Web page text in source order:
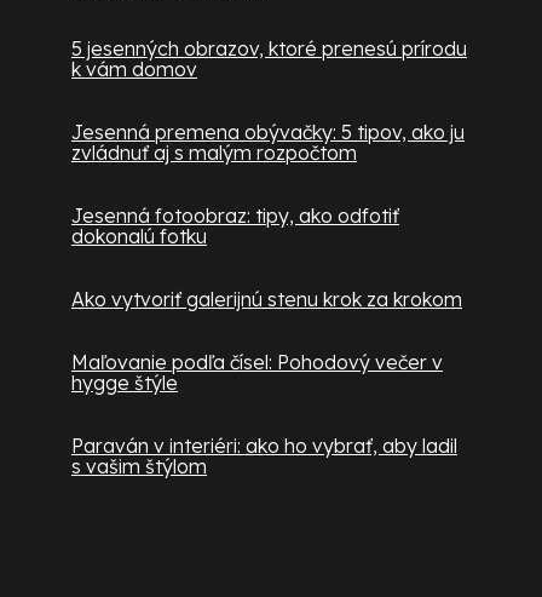
5 jesenných obrazov, ktoré prenesú prírodu
k vám domov
Jesenná premena obývačky: 5 tipov, ako ju
zvládnuť aj s malým rozpočtom
Jesenná fotoobraz: tipy, ako odfotiť
dokonalú fotku
Ako vytvoriť galerijnú stenu krok za krokom
Maľovanie podľa čísel: Pohodový večer v
hygge štýle
Paraván v interiéri: ako ho vybrať, aby ladil
s vašim štýlom